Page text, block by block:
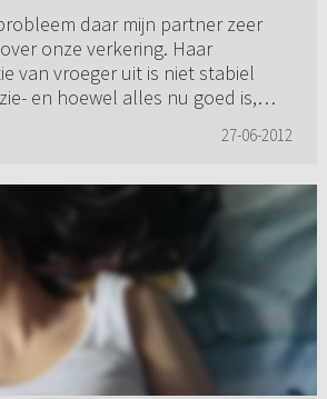
daar mijn partner zeer
onze verkering. Haar
van vroeger uit is niet stabiel
en hoewel alles nu goed is,
27-06-2012